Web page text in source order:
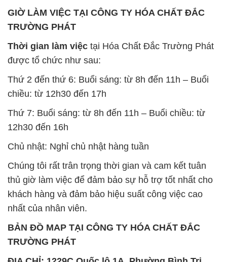
GIỜ LÀM VIỆC TẠI CÔNG TY HÓA CHẤT ĐẮC
TRƯỜNG PHÁT
Thời gian làm việc tại Hóa Chất Đắc Trường Phát
được tổ chức như sau:
Thứ 2 đến thứ 6: Buổi sáng: từ 8h đến 11h – Buổi
chiều: từ 12h30 đến 17h
Thứ 7: Buổi sáng: từ 8h đến 11h – Buổi chiều: từ
12h30 đến 16h
Chủ nhật: Nghỉ chủ nhật hàng tuần
Chúng tôi rất trân trọng thời gian và cam kết tuân
thủ giờ làm việc để đảm bảo sự hỗ trợ tốt nhất cho
khách hàng và đảm bảo hiệu suất công việc cao
nhất của nhân viên.
BẢN ĐỒ MAP TẠI CÔNG TY HÓA CHẤT ĐẮC
TRƯỜNG PHÁT